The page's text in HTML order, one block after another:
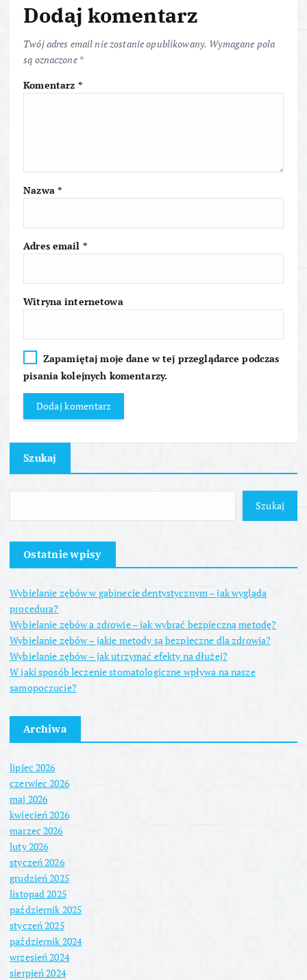
c
j
a
p
i
s
Dodaj komentarz
Twój adres email nie zostanie opublikowany. Wymagane pola
są oznaczone *
Komentarz *
Nazwa *
Adres email *
Witryna internetowa
Zapamiętaj moje dane w tej przeglądarce podczas
pisania kolejnych komentarzy.
Szukaj
Szukaj
Ostatnie wpisy
Wybielanie zębów w gabinecie dentystycznym – jak wygląda
procedura?
Wybielanie zębów a zdrowie – jak wybrać bezpieczną metodę?
Wybielanie zębów – jakie metody są bezpieczne dla zdrowia?
Wybielanie zębów – jak utrzymać efekty na dłużej?
W jaki sposób leczenie stomatologiczne wpływa na nasze
samopoczucie?
Archiwa
lipiec 2026
czerwiec 2026
maj 2026
kwiecień 2026
marzec 2026
luty 2026
styczeń 2026
grudzień 2025
listopad 2025
październik 2025
styczeń 2025
październik 2024
wrzesień 2024
sierpień 2024